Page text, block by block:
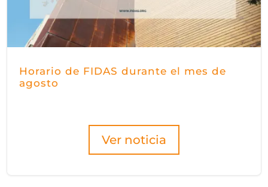
Horario de FIDAS durante el mes de
agosto
Ver noticia